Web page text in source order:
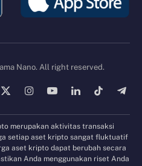
Nano. All right reserved.
X
InstagramYouTubeLinkedInTikTok
merupakan aktivitas transaksi
setiap aset kripto sangat fluktuatif
aset kripto dapat berubah secara
Anda menggunakan riset Anda